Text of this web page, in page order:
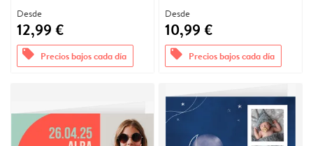
Desde
12,99 €
offers Precios bajos cada día
Desde
10,99 €
offers Precios bajos cada día